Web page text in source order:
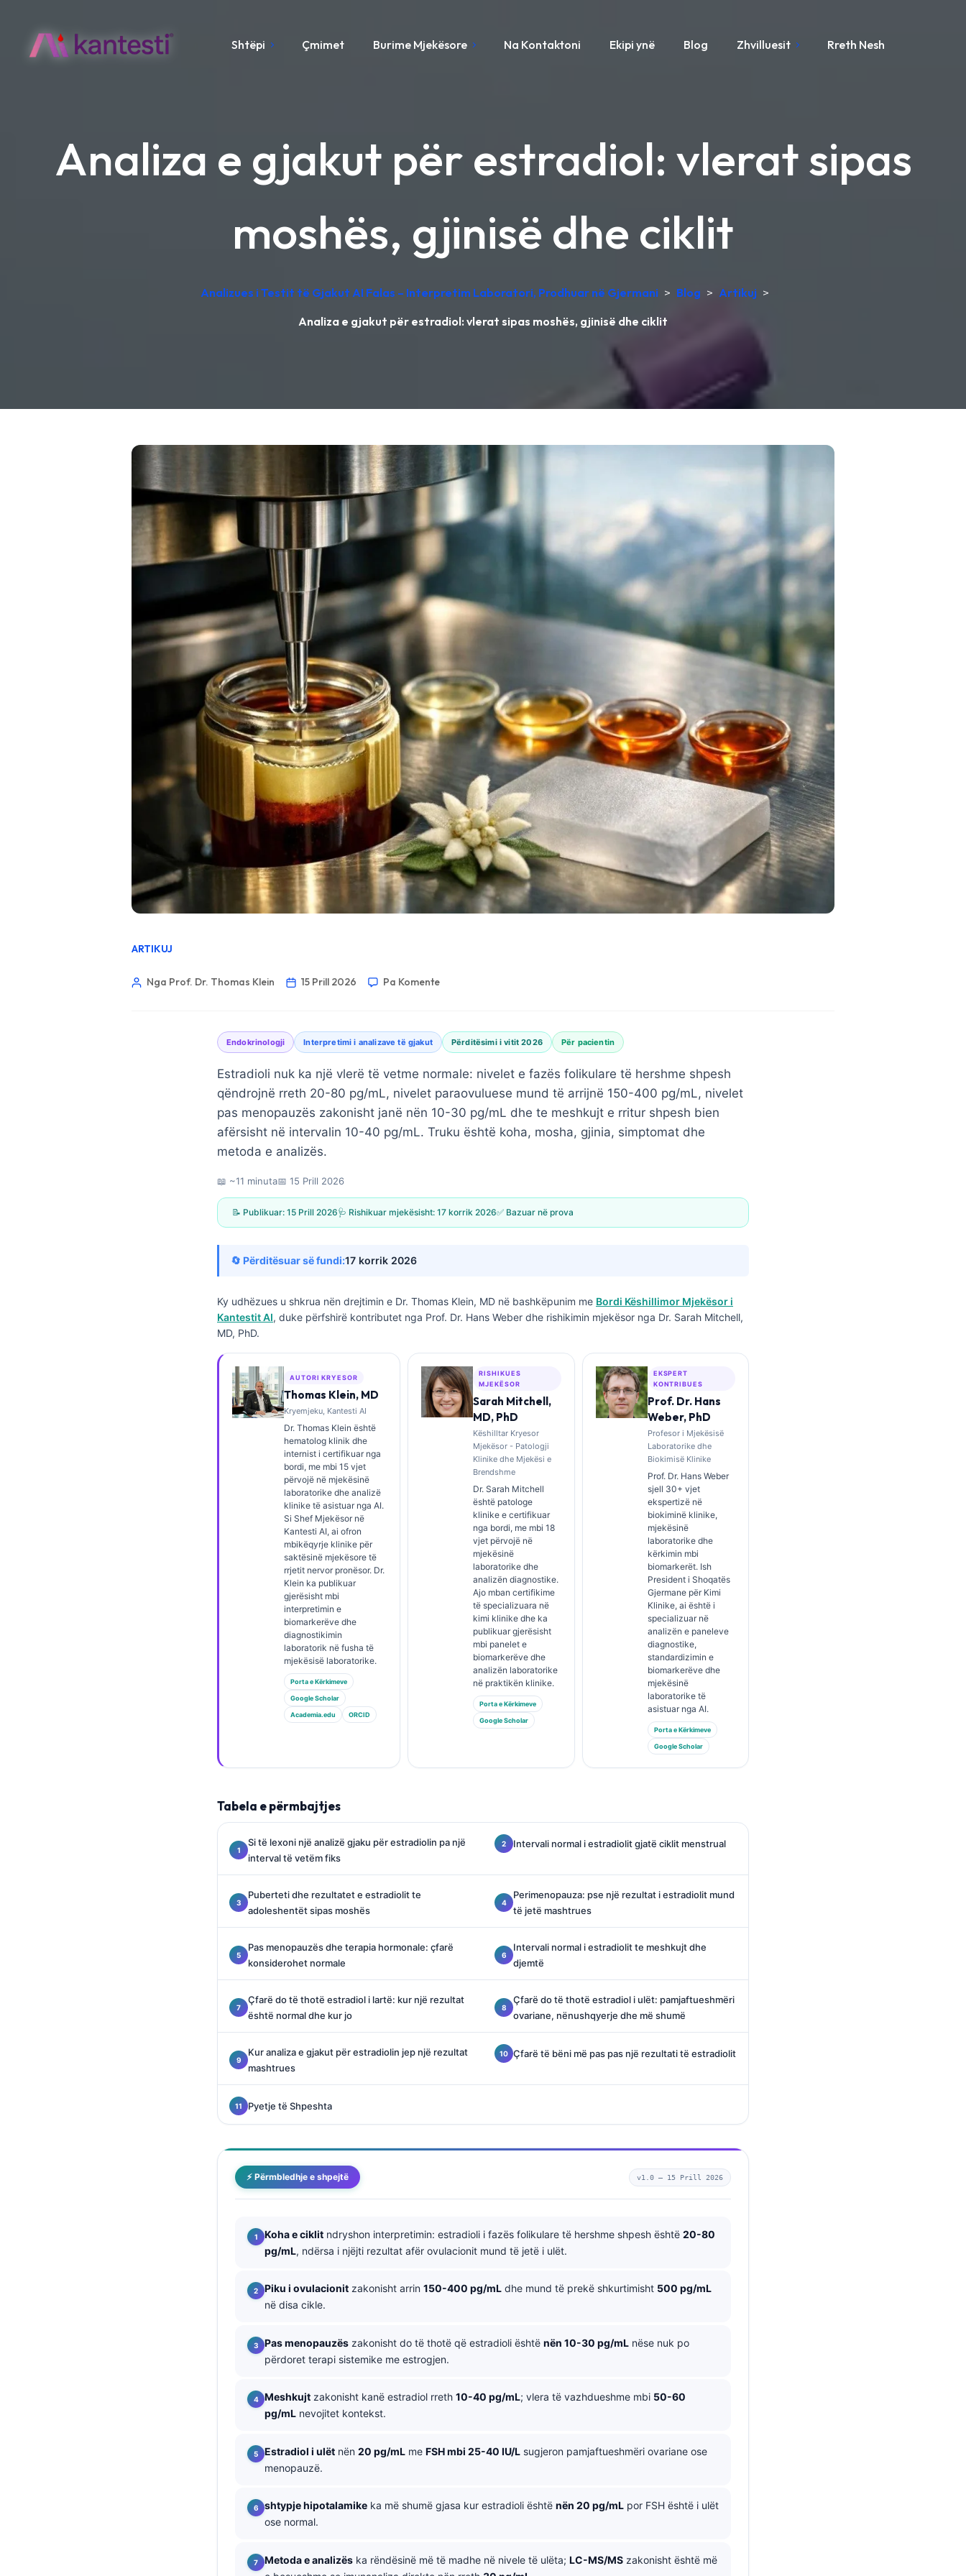
Shtëpi Çmimet Burime Mjekësore Na Kontaktoni Ekipi ynë Blog Zhvilluesit Rreth Nesh
Analiza e gjakut për estradiol: vlerat sipas
moshës, gjinisë dhe ciklit
Analizues i Testit të Gjakut AI Falas – Interpretim Laboratori, Prodhuar në Gjermani > Blog > Artikuj >
Analiza e gjakut për estradiol: vlerat sipas moshës, gjinisë dhe ciklit
ARTIKUJ
Nga Prof. Dr. Thomas Klein 15 Prill 2026 Pa Komente
Endokrinologji Interpretimi i analizave të gjakut Përditësimi i vitit 2026 Për pacientin
Estradioli nuk ka një vlerë të vetme normale: nivelet e fazës folikulare të hershme shpesh
qëndrojnë rreth 20-80 pg/mL, nivelet paraovuluese mund të arrijnë 150-400 pg/mL, nivelet
pas menopauzës zakonisht janë nën 10-30 pg/mL dhe te meshkujt e rritur shpesh bien
afërsisht në intervalin 10-40 pg/mL. Truku është koha, mosha, gjinia, simptomat dhe
metoda e analizës.
📖 ~11 minuta📅 15 Prill 2026
📝 Publikuar: 15 Prill 2026🩺 Rishikuar mjekësisht: 17 korrik 2026✅ Bazuar në prova
🔄 Përditësuar së fundi:17 korrik 2026
Ky udhëzues u shkrua nën drejtimin e Dr. Thomas Klein, MD në bashkëpunim me Bordi Këshillimor Mjekësor i
Kantestit AI, duke përfshirë kontributet nga Prof. Dr. Hans Weber dhe rishikimin mjekësor nga Dr. Sarah Mitchell,
MD, PhD.
AUTORI KRYESOR
Thomas Klein, MD
Kryemjeku, Kantesti AI
Dr. Thomas Klein është
hematolog klinik dhe
internist i certifikuar nga
bordi, me mbi 15 vjet
përvojë në mjekësinë
laboratorike dhe analizë
klinike të asistuar nga AI.
Si Shef Mjekësor në
Kantesti AI, ai ofron
mbikëqyrje klinike për
saktësinë mjekësore të
rrjetit nervor pronësor. Dr.
Klein ka publikuar
gjerësisht mbi
interpretimin e
biomarkerëve dhe
diagnostikimin
laboratorik në fusha të
mjekësisë laboratorike.
Porta e Kërkimeve
Google Scholar
Academia.edu ORCID
RISHIKUES
MJEKËSOR
Sarah Mitchell,
MD, PhD
Këshilltar Kryesor
Mjekësor - Patologji
Klinike dhe Mjekësi e
Brendshme
Dr. Sarah Mitchell
është patologe
klinike e certifikuar
nga bordi, me mbi 18
vjet përvojë në
mjekësinë
laboratorike dhe
analizën diagnostike.
Ajo mban certifikime
të specializuara në
kimi klinike dhe ka
publikuar gjerësisht
mbi panelet e
biomarkerëve dhe
analizën laboratorike
në praktikën klinike.
Porta e Kërkimeve
Google Scholar
EKSPERT
KONTRIBUES
Prof. Dr. Hans
Weber, PhD
Profesor i Mjekësisë
Laboratorike dhe
Biokimisë Klinike
Prof. Dr. Hans Weber
sjell 30+ vjet
ekspertizë në
biokiminë klinike,
mjekësinë
laboratorike dhe
kërkimin mbi
biomarkerët. Ish
President i Shoqatës
Gjermane për Kimi
Klinike, ai është i
specializuar në
analizën e paneleve
diagnostike,
standardizimin e
biomarkerëve dhe
mjekësinë
laboratorike të
asistuar nga AI.
Porta e Kërkimeve
Google Scholar
Tabela e përmbajtjes
Si të lexoni një analizë gjaku për estradiolin pa një
interval të vetëm fiks
Intervali normal i estradiolit gjatë ciklit menstrual
Puberteti dhe rezultatet e estradiolit te
adoleshentët sipas moshës
Perimenopauza: pse një rezultat i estradiolit mund
të jetë mashtrues
Pas menopauzës dhe terapia hormonale: çfarë
konsiderohet normale
Intervali normal i estradiolit te meshkujt dhe
djemtë
Çfarë do të thotë estradiol i lartë: kur një rezultat
është normal dhe kur jo
Çfarë do të thotë estradiol i ulët: pamjaftueshmëri
ovariane, nënushqyerje dhe më shumë
Kur analiza e gjakut për estradiolin jep një rezultat
mashtrues
Çfarë të bëni më pas pas një rezultati të estradiolit
Pyetje të Shpeshta
⚡ Përmbledhje e shpejtë v1.0 — 15 Prill 2026
Koha e ciklit ndryshon interpretimin: estradioli i fazës folikulare të hershme shpesh është 20-80
pg/mL, ndërsa i njëjti rezultat afër ovulacionit mund të jetë i ulët.
Piku i ovulacionit zakonisht arrin 150-400 pg/mL dhe mund të prekë shkurtimisht 500 pg/mL
në disa cikle.
Pas menopauzës zakonisht do të thotë që estradioli është nën 10-30 pg/mL nëse nuk po
përdoret terapi sistemike me estrogjen.
Meshkujt zakonisht kanë estradiol rreth 10-40 pg/mL; vlera të vazhdueshme mbi 50-60
pg/mL nevojitet kontekst.
Estradiol i ulët nën 20 pg/mL me FSH mbi 25-40 IU/L sugjeron pamjaftueshmëri ovariane ose
menopauzë.
shtypje hipotalamike ka më shumë gjasa kur estradioli është nën 20 pg/mL por FSH është i ulët
ose normal.
Metoda e analizës ka rëndësinë më të madhe në nivele të ulëta; LC-MS/MS zakonisht është më